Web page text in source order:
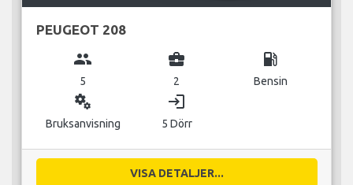
PEUGEOT 208
group
5
business_center
2
local_gas_station
Bensin
miscellaneous_services
Bruksanvisning
login
5 Dörr
VISA DETALJER...